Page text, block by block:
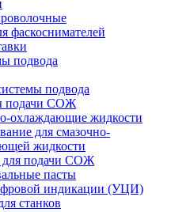
фаскоснимателей
подвода
подвода
подачи СОЖ
охлаждающие жидкости
для смазочно-
жидкости
для подачи СОЖ
пасты
индикации (УЦИ)
станков